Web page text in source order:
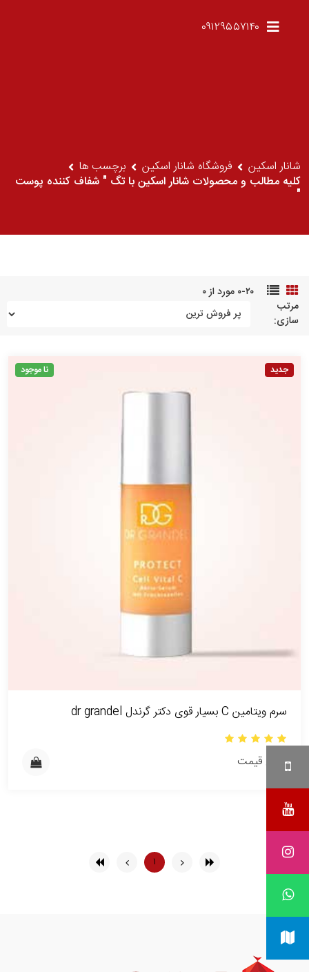
۰۹۱۲۹۵۵۷۱۴۰
شانار اسکین فروشگاه شانار اسکین
برچسب ها
کلیه مطالب و محصولات شانار اسکین با تگ " شفاف کننده پوست
"
۰-۲۰ مورد از ۰
مرتب
سازی:
جدید نا موجود
سرم ویتامین C بسیار قوی دکتر گرندل dr grandel
بدون قیمت
۱